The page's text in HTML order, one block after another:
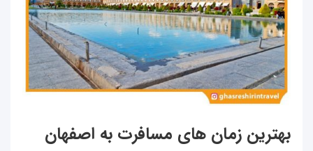
بهترین زمان های مسافرت به اصفهان